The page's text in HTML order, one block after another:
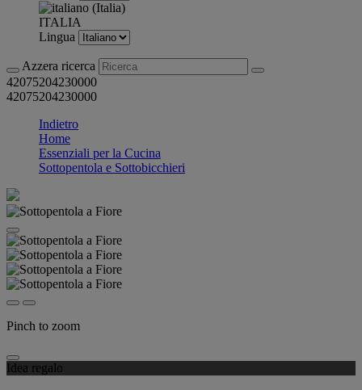
ITALIA
Lingua
Azzera ricerca
42075204230000
42075204230000
Indietro
Home
Essenziali per la Cucina
Sottopentola e Sottobicchieri
Pinch to zoom
Idea regalo